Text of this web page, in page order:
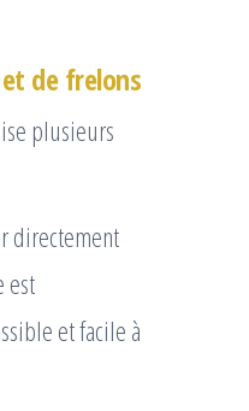
de frelons
plusieurs
directement
est
et facile à